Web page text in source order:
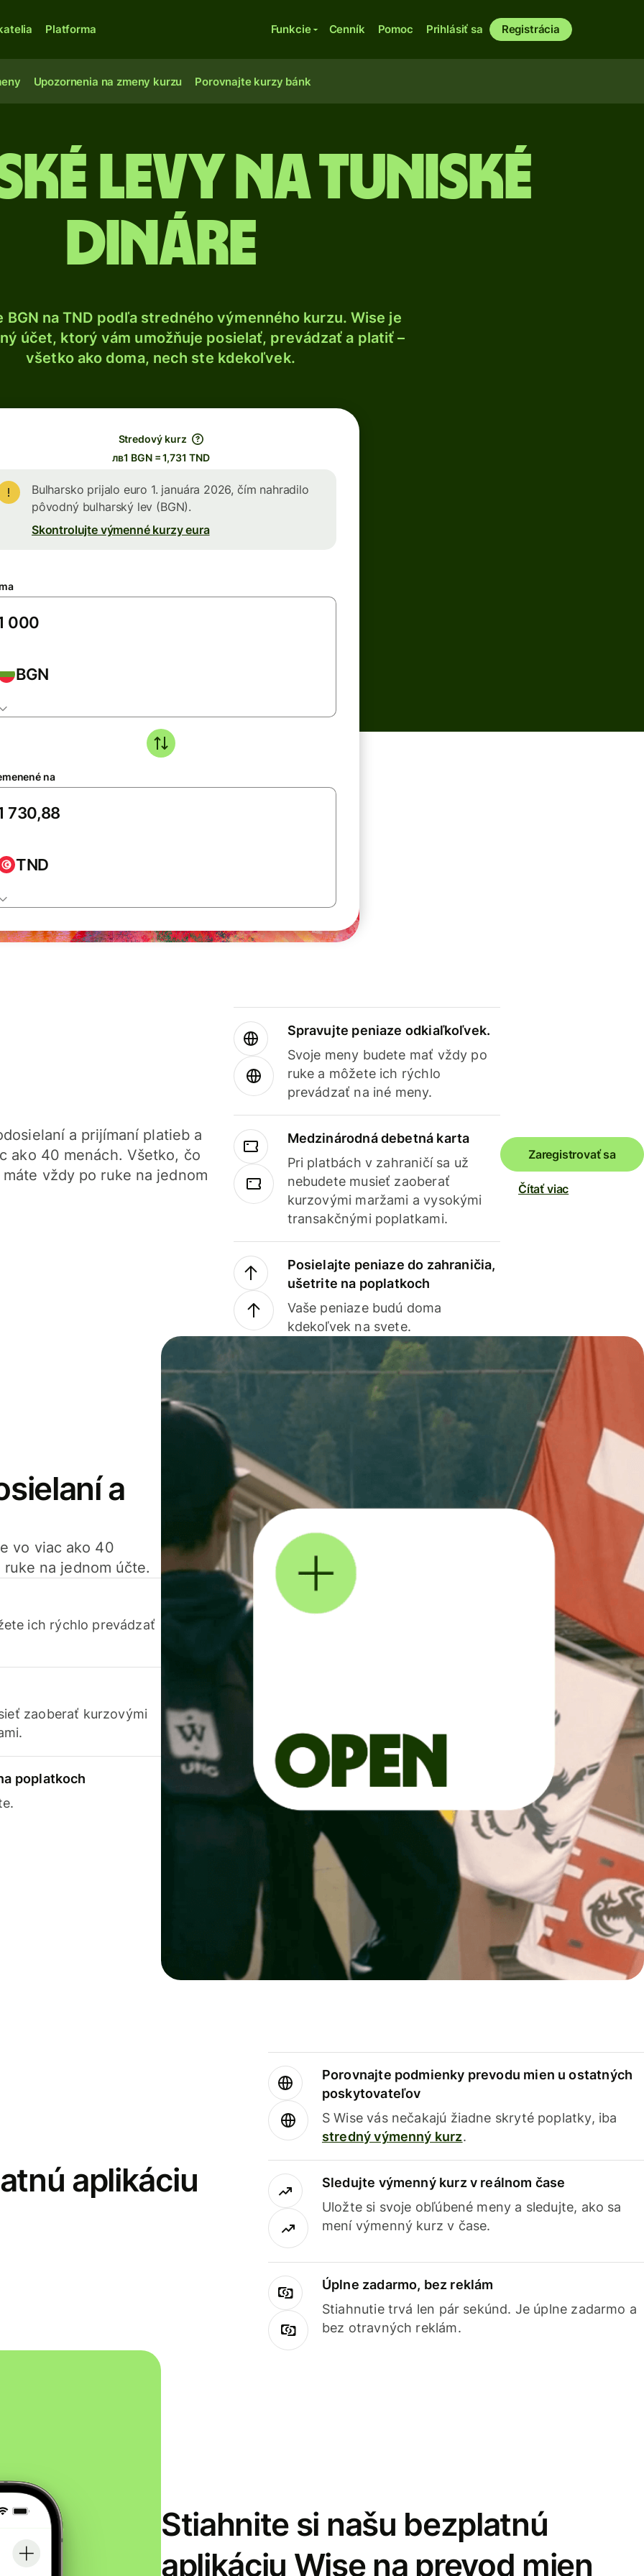
Platforma Funkcie Cenník Pomoc Prihlásiť sa Registrácia
Upozornenia na zmeny kurzu Porovnajte kurzy bánk
levy na tuniské
dináre
BGN na TND podľa stredného výmenného kurzu. Wise je
účet, ktorý vám umožňuje posielať, prevádzať a platiť –
všetko ako doma, nech ste kdekoľvek.
Stredový kurz
лв1 BGN = 1,731 TND
Bulharsko prijalo euro 1. januára 2026, čím nahradilo
pôvodný bulharský lev (BGN).
Skontrolujte výmenné kurzy eura
BGN
na
TND
a prijímaní platieb a
ako 40 menách. Všetko, čo
vždy po ruke na jednom
Spravujte peniaze odkiaľkoľvek.
Svoje meny budete mať vždy po
ruke a môžete ich rýchlo
prevádzať na iné meny.
Medzinárodná debetná karta
Pri platbách v zahraničí sa už
nebudete musieť zaoberať
kurzovými maržami a vysokými
transakčnými poplatkami.
Posielajte peniaze do zahraničia,
ušetrite na poplatkoch
Vaše peniaze budú doma
kdekoľvek na svete.
Zaregistrovať sa
Čítať viac
a
vo viac ako 40
na jednom účte.
ich rýchlo prevádzať
zaoberať kurzovými
poplatkoch
aplikáciu
Porovnajte podmienky prevodu mien u ostatných
poskytovateľov
S Wise vás nečakajú žiadne skryté poplatky, iba
stredný výmenný kurz.
Sledujte výmenný kurz v reálnom čase
Uložte si svoje obľúbené meny a sledujte, ako sa
mení výmenný kurz v čase.
Úplne zadarmo, bez reklám
Stiahnutie trvá len pár sekúnd. Je úplne zadarmo a
bez otravných reklám.
Stiahnite si našu bezplatnú
aplikáciu Wise na prevod mien